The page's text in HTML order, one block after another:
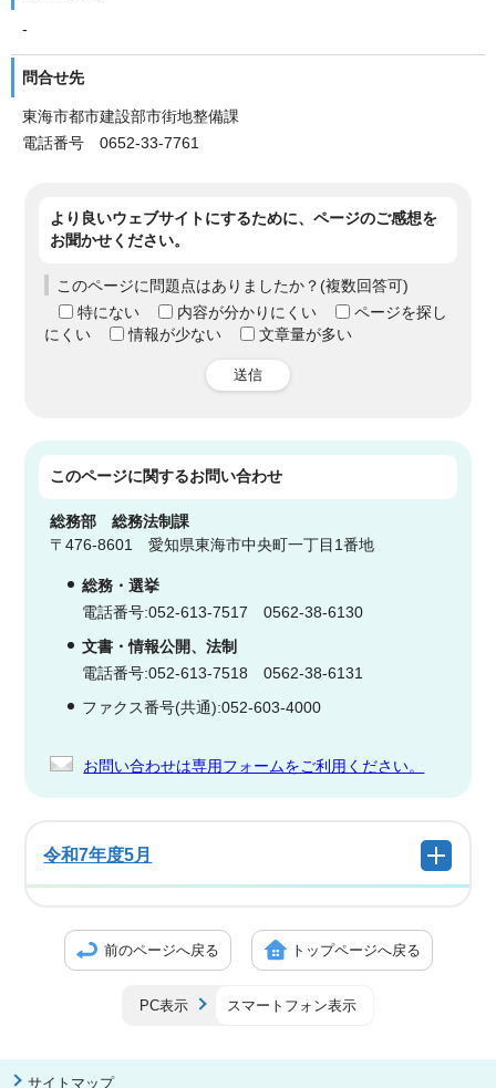
-
問合せ先
東海市都市建設部市街地整備課
電話番号 0652-33-7761
より良いウェブサイトにするために、ページのご感想を
お聞かせください。
このページに問題点はありましたか？(複数回答可)
特にない
内容が分かりにくい
ページを探し
にくい
情報が少ない 文章量が多い
送信
このページに関するお問い合わせ
総務部総務法制課
〒476-8601 愛知県東海市中央町一丁目1番地
総務・選挙
電話番号:052-613-7517 0562-38-6130
文書・情報公開、法制
電話番号:052-613-7518 0562-38-6131
ファクス番号(共通):052-603-4000
お問い合わせは専用フォームをご利用ください。
令和7年度5月
前のページへ戻る トップページへ戻る
PC表示 スマートフォン表示
サイトマップ